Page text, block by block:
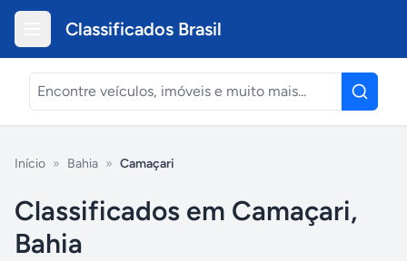
Classificados Brasil
Início » Bahia » Camaçari
Classificados em Camaçari,
Bahia